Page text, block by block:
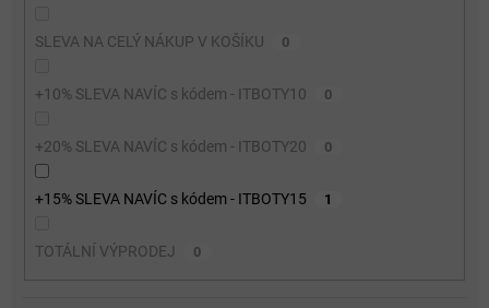
SLEVA NA CELÝ NÁKUP V KOŠÍKU 0
+10% SLEVA NAVÍC s kódem - ITBOTY10 0
+20% SLEVA NAVÍC s kódem - ITBOTY20 0
+15% SLEVA NAVÍC s kódem - ITBOTY15 1
TOTÁLNÍ VÝPRODEJ 0